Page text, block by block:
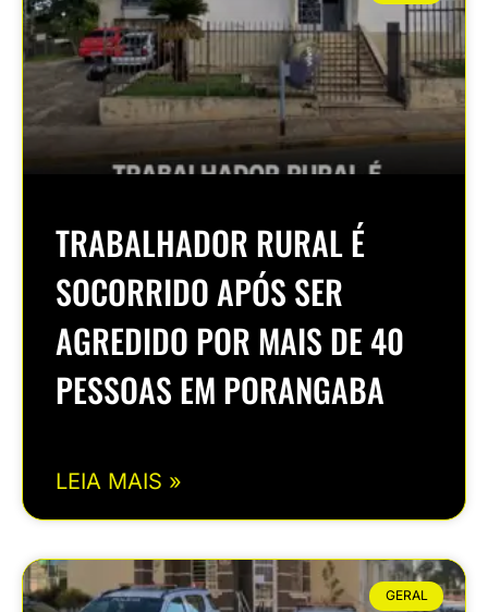
TRABALHADOR RURAL É
SOCORRIDO APÓS SER
AGREDIDO POR MAIS DE 40
PESSOAS EM PORANGABA
LEIA MAIS »
GERAL